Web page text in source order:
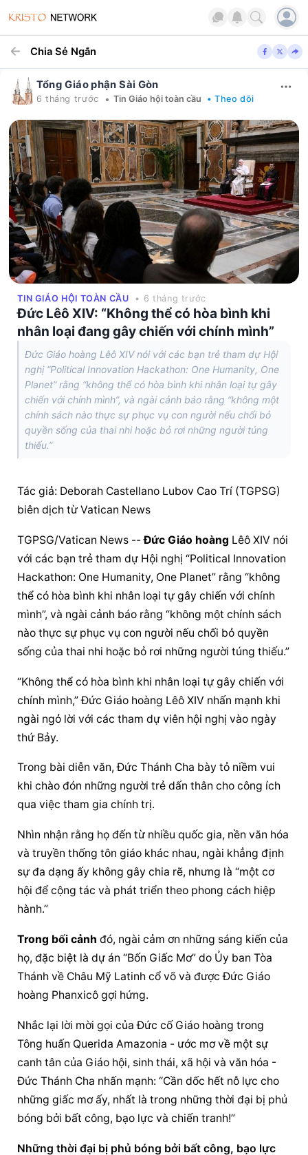
Chia Sẻ Ngắn
Tổng Giáo phận Sài Gòn
6 tháng trước • Tin Giáo hội toàn cầu • Theo dõi
TIN GIÁO HỘI TOÀN CẦU • 6 tháng trước
Đức Lêô XIV: “Không thể có hòa bình khi
nhân loại đang gây chiến với chính mình”
Đức Giáo hoàng Lêô XIV nói với các bạn trẻ tham dự Hội
nghị “Political Innovation Hackathon: One Humanity, One
Planet” rằng “không thể có hòa bình khi nhân loại tự gây
chiến với chính mình”, và ngài cảnh báo rằng “không một
chính sách nào thực sự phục vụ con người nếu chối bỏ
quyền sống của thai nhi hoặc bỏ rơi những người túng
thiếu.”
Tác giả: Deborah Castellano Lubov Cao Trí (TGPSG)
biên dịch từ Vatican News
TGPSG/Vatican News -- Đức Giáo hoàng Lêô XIV nói
với các bạn trẻ tham dự Hội nghị “Political Innovation
Hackathon: One Humanity, One Planet” rằng “không
thể có hòa bình khi nhân loại tự gây chiến với chính
mình”, và ngài cảnh báo rằng “không một chính sách
nào thực sự phục vụ con người nếu chối bỏ quyền
sống của thai nhi hoặc bỏ rơi những người túng thiếu.”
“Không thể có hòa bình khi nhân loại tự gây chiến với
chính mình,” Đức Giáo hoàng Lêô XIV nhấn mạnh khi
ngài ngỏ lời với các tham dự viên hội nghị vào ngày
thứ Bảy.
Trong bài diễn văn, Đức Thánh Cha bày tỏ niềm vui
khi chào đón những người trẻ dấn thân cho công ích
qua việc tham gia chính trị.
Nhìn nhận rằng họ đến từ nhiều quốc gia, nền văn hóa
và truyền thống tôn giáo khác nhau, ngài khẳng định
sự đa dạng ấy không gây chia rẽ, nhưng là “một cơ
hội để cộng tác và phát triển theo phong cách hiệp
hành.”
Trong bối cảnh đó, ngài cảm ơn những sáng kiến của
họ, đặc biệt là dự án “Bốn Giấc Mơ” do Ủy ban Tòa
Thánh về Châu Mỹ Latinh cổ võ và được Đức Giáo
hoàng Phanxicô gợi hứng.
Nhắc lại lời mời gọi của Đức cố Giáo hoàng trong
Tông huấn Querida Amazonia - ước mơ về một sự
canh tân của Giáo hội, sinh thái, xã hội và văn hóa -
Đức Thánh Cha nhấn mạnh: “Cần dốc hết nỗ lực cho
những giấc mơ ấy, nhất là trong những thời đại bị phủ
bóng bởi bất công, bạo lực và chiến tranh!”
Những thời đại bị phủ bóng bởi bất công, bạo lực